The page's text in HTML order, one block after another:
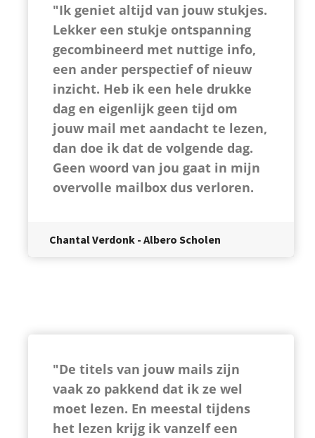
"Ik geniet altijd van jouw stukjes.
Lekker een stukje ontspanning
gecombineerd met nuttige info,
een ander perspectief of nieuw
inzicht. Heb ik een hele drukke
dag en eigenlijk geen tijd om
jouw mail met aandacht te lezen,
dan doe ik dat de volgende dag.
Geen woord van jou gaat in mijn
overvolle mailbox dus verloren.
Chantal Verdonk - Albero Scholen
"De titels van jouw mails zijn
vaak zo pakkend dat ik ze wel
moet lezen. En meestal tijdens
het lezen krijg ik vanzelf een